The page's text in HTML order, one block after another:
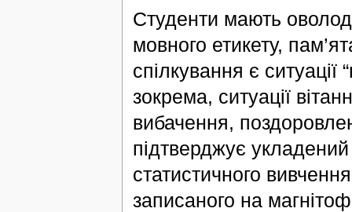
Студенти мають
мовного етикету,
спілкування є ситуації
зокрема, ситуації
вибачення,
підтверджує
статистичного
записаного на